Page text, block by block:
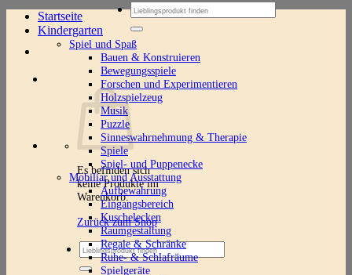
Suchen
nach:
Es befinden sich
keine Produkte im
Warenkorb.
Zurück zum Shop
Suchen
nach:
Startseite
Kindergarten
Spiel und Spaß
Bauen & Konstruieren
Bewegungsspiele
Forschen und Experimentieren
Holzspielzeug
Musik
Puzzle
Sinneswahrnehmung & Therapie
Spiele
Spiel- und Puppenecke
Mobiliar und Ausstattung
Aufbewahrung
Eingangsbereich
Kuschelecken
Raumgestaltung
Regale & Schränke
Ruhe- & Schlafräume
Spielgeräte